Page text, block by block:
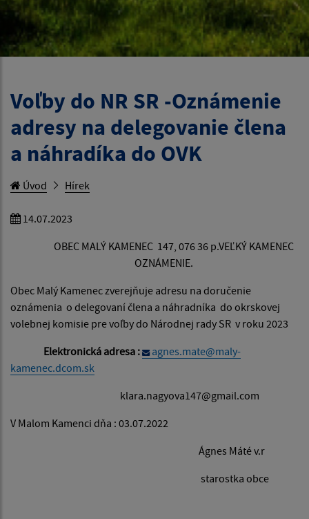
Voľby do NR SR -Oznámenie
adresy na delegovanie člena
a náhradíka do OVK
Úvod Hírek
14.07.2023
OBEC MALÝ KAMENEC 147, 076 36 p.VEĽKÝ KAMENEC
OZNÁMENIE.
Obec Malý Kamenec zverejňuje adresu na doručenie
oznámenia o delegovaní člena a náhradníka do okrskovej
volebnej komisie pre voľby do Národnej rady SR v roku 2023
Elektronická adresa :
agnes.mate@maly-
kamenec.dcom.sk
klara.nagyova147@gmail.com
V Malom Kamenci dňa : 03.07.2022
Ágnes Máté v.r
starostka obce